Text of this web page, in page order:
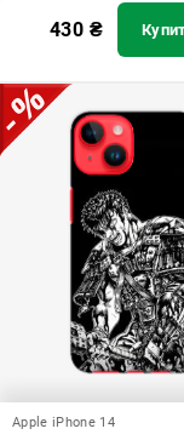
430 ₴
Apple iPhone 14